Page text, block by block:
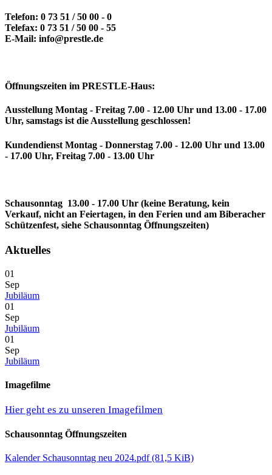
Telefon: 0 73 51 / 50 00 - 0
Telefax: 0 73 51 / 50 00 - 55
E-Mail: info@prestle.de
Öffnungszeiten im PRESTLE-Haus:
Ausstellung Montag - Freitag 7.00 - 12.00 Uhr und 13.00 - 17.00
Uhr, samstags ist die Ausstellung geschlossen!
Kundendienst Montag - Donnerstag 7.00 - 12.00 Uhr und 13.00
- 17.00 Uhr, Freitag 7.00 - 13.00 Uhr
Schausonntag 13.00 - 17.00 Uhr (keine Beratung, kein
Verkauf, nicht an Feiertagen, in den Ferien und am Biberacher
Schützenfest, siehe Schausonntag Öffnungszeiten)
Aktuelles
01
Sep
Jubiläum
01
Sep
Jubiläum
01
Sep
Jubiläum
Imagefilme
Hier geht es zu unseren Imagefilmen
Schausonntag Öffnungszeiten
Kalender Schausonntag neu 2024.pdf(81,5 KiB)